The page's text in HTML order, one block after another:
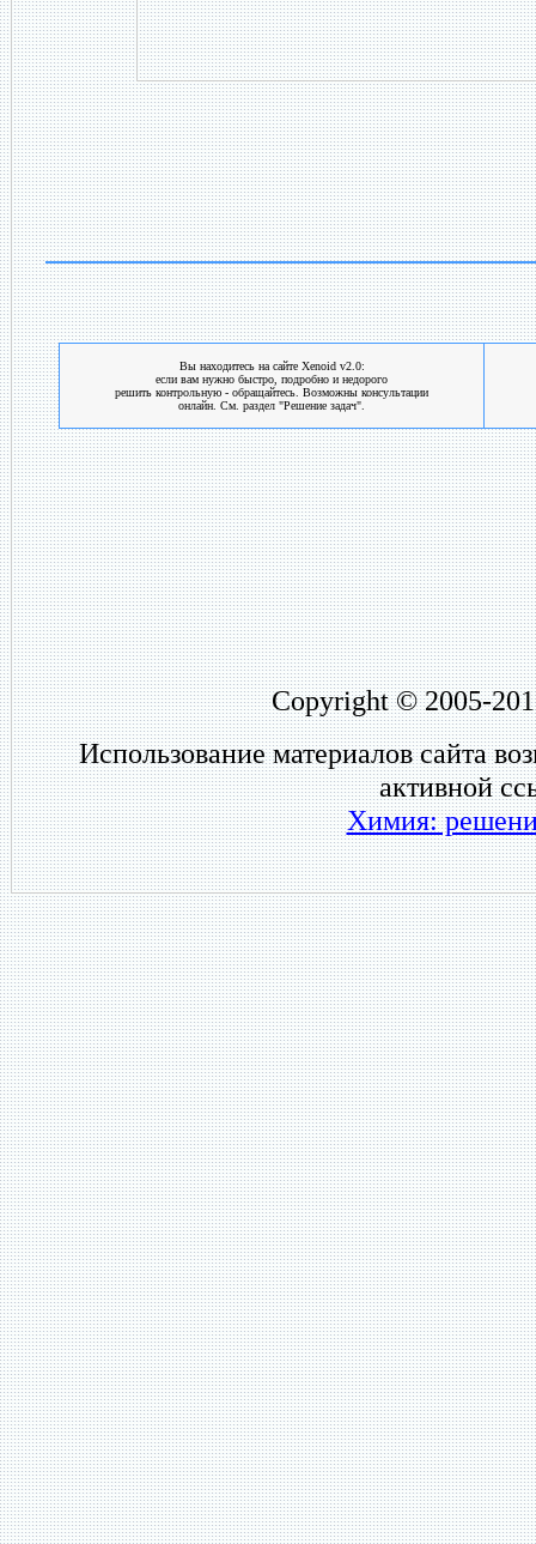
Вы находитесь на сайте Xenoid v2.0:
если вам нужно быстро, подробно и недорого
решить контрольную - обращайтесь. Возможны консультации
онлайн. См. раздел "Решение задач".
Copyright © 2005-
Использование материалов сайта
активной
Химия: